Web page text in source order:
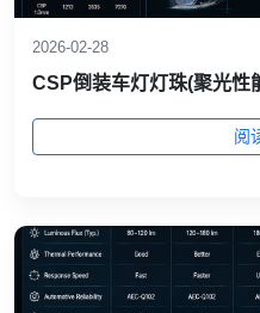
2026-02-28
CSP倒装车灯灯珠(聚光性
阅